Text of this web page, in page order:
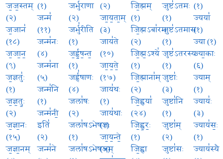
ज॒ज॒स्तम्
(२)
ज॒जान॑
(१८)
ज॒जा॒न॒
(९)
ज॒ज्ञतुः॑
(१)
ज॒ज्ञ॒तुः॒
(२)
ज॒ज्ञा॒नः
(१५)
ज॒ज्ञा॒नम्
(१)
जन्म॑
(११)
जन्म॑नः
(४)
जन्म॑ना
(५)
जन्म॑नि
(१)
जन्म॑नी॒
इति॑
(२)
जन्म॑ने
जर्भु॑राणा
(२)
जर्भु॑रीति
(१)
ज॒र्हृ॒ष॒न्त॒
(१)
जर्हृ॑षाणः
(४)
जला॑षः
(२)
जला॑षऽभेषजः
(१)
जला॑षऽभेषजम्
(२)
जा॒य॒ता॒म्
(३)
जाय॑ते
(१०)
जा॒य॒ते॒
(१७)
जाय॑थः
(१)
जाय॑थाः
(१)
जा॒य॒न्ते॒
(५)
जि॒ह्मम्
(१)
जि॒ह्मऽबा॑रम्
(२)
जि॒ह्म॒ऽश्ये॑
(१)
जि॒ह्माना॑म्
(२)
जि॒ह्वया॑
(२४)
जि॒ह्व॒रः॒
(१)
जि॒ह्वा
जुष्ट॑ऽतमः
(१)
जुष्ट॑ऽतमासः
(१)
जुष्ट॑ऽतरस्य
(१)
जुष्टाः॑
(३)
जुष्टा॑नि
(१)
जुष्टा॑म्
(२)
जुष्टा॑सः
(१)
ज्यया॑
(१)
ज्या (१)
ज्या॒काः
(६)
ज्याम्
(१)
ज्यायः॑
(३)
ज्याय॑सः॒
(१)
ज्याय॑स्यै